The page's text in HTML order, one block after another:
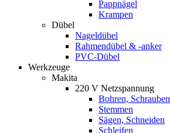
Pappnägel
Krampen
Dübel
Nageldübel
Rahmendübel & -anker
PVC-Dübel
Werkzeuge
Makita
220 V Netzspannung
Bohren, Schrauben
Stemmen
Sägen, Schneiden
Schleifen